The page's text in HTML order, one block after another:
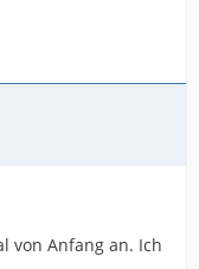
von Anfang an. Ich